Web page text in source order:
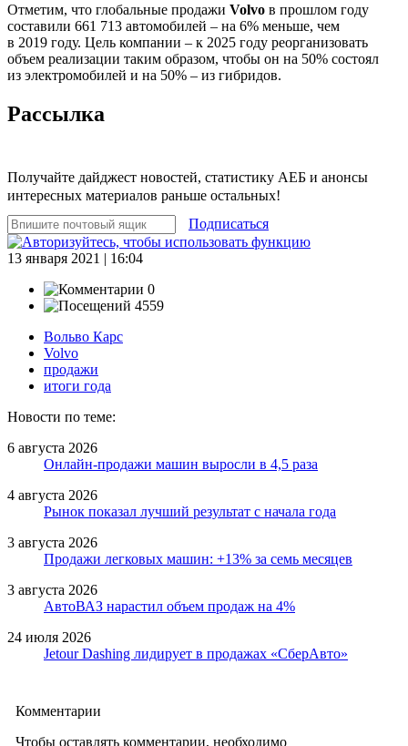
Отметим, что глобальные продажи Volvo в прошлом году
составили 661 713 автомобилей – на 6% меньше, чем
в 2019 году. Цель компании – к 2025 году реорганизовать
объем реализации таким образом, чтобы он на 50% состоял
из электромобилей и на 50% – из гибридов.
Рассылка
Получайте дайджест новостей, статистику АЕБ и анонсы
интересных материалов раньше остальных!
Подписаться
13 января 2021 | 16:04
0
4559
Вольво Карс
Volvo
продажи
итоги года
Новости по теме:
6 августа 2026
Онлайн-продажи машин выросли в 4,5 раза
4 августа 2026
Рынок показал лучший результат с начала года
3 августа 2026
Продажи легковых машин: +13% за семь месяцев
3 августа 2026
АвтоВАЗ нарастил объем продаж на 4%
24 июля 2026
Jetour Dashing лидирует в продажах «СберАвто»
Комментарии
Чтобы оставлять комментарии, необходимо